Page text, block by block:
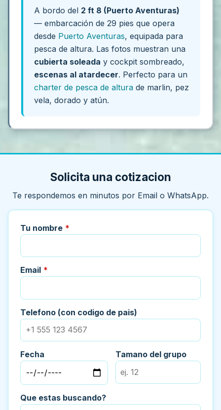
A bordo del 2 ft 8 (Puerto Aventuras)
— embarcación de 29 pies que opera
desde Puerto Aventuras, equipada para
pesca de altura. Las fotos muestran una
cubierta soleada y cockpit sombreado,
escenas al atardecer. Perfecto para un
charter de pesca de altura de marlin, pez
vela, dorado y atún.
Solicita una cotizacion
Te respondemos en minutos por Email o WhatsApp.
Tu nombre *
Email *
Telefono (con codigo de pais)
Fecha Tamano del grupo
Que estas buscando?